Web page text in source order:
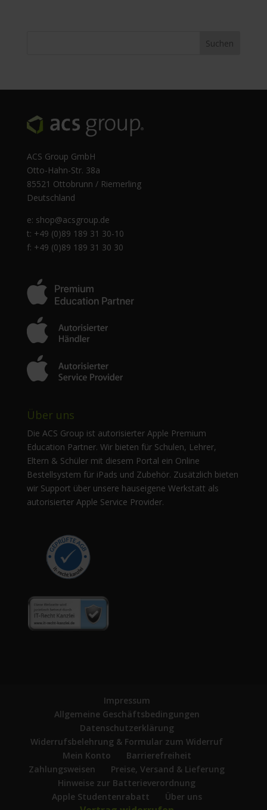
ACS Group GmbH
Otto-Hahn-Str. 38a
85521 Ottobrunn / Riemerling
Deutschland
e: shop@acsgroup.de
t: +49 (0)89 189 31 30-10
f: +49 (0)89 189 31 30 30
Über uns
Die ACS Group ist autorisierter Apple Premium
Education Partner. Wir bieten für Schulen, Lehrer,
Eltern & Schüler mit diesem Portal ein Online
Bestellsystem für iPads und Zubehör. Zusätzlich bieten
wir Support über unsere hauseigene Werkstatt als
autorisierter Apple Service Provider.
Impressum
Allgemeine Geschäftsbedingungen
Datenschutzerklärung
Widerrufsbelehrung & Formular zum Widerruf
Mein Konto
Barrierefreiheit
Zahlungsweisen
Preise, Versand & Lieferung
Hinweise zur Batterieverordnung
Apple Studentenrabatt
Über uns